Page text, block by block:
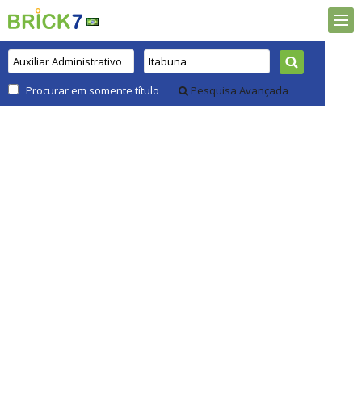
Procurar em somente título Pesquisa Avançada